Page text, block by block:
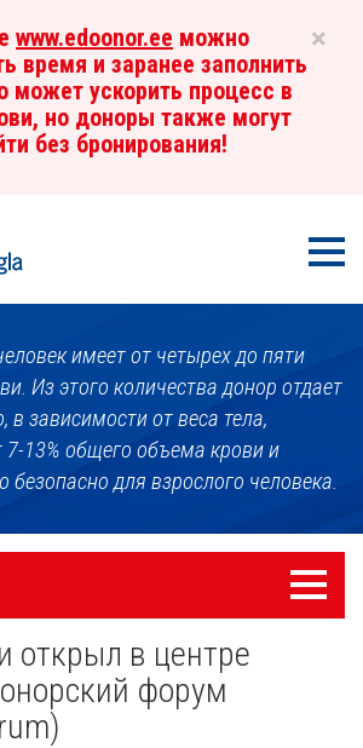
×
www.edoonor.ee можно
время и заранее заполнить
может ускорить процесс в
но доноры также могут
без бронирования!
имеет от четырех до пяти
Из этого количества донор отдает
в зависимости от веса тела,
7-13% общего объема крови и
безопасно для взрослого человека.
Меню
открыл в центре
форум